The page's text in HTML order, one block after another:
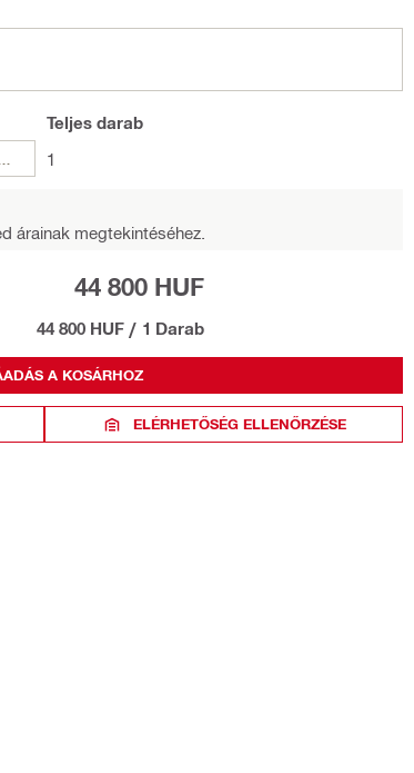
Teljes darab
1
árainak megtekintéséhez.
44 800 HUF
44 800 HUF / 1 Darab
A KOSÁRHOZ
ELÉRHETŐSÉG ELLENŐRZÉSE